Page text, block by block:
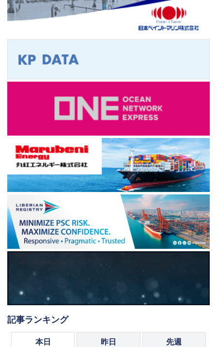
記事ランキング
本日 昨日 先週